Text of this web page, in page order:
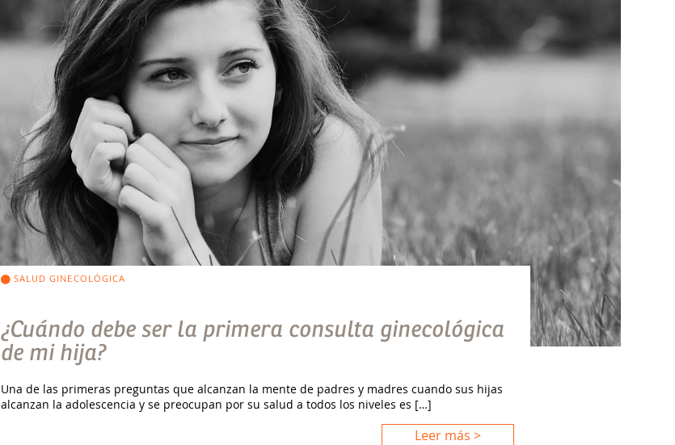
SALUD GINECOLÓGICA
¿Cuándo debe ser la primera consulta ginecológica
de mi hija?
Una de las primeras preguntas que alcanzan la mente de padres y madres cuando sus hijas
alcanzan la adolescencia y se preocupan por su salud a todos los niveles es […]
Leer más >